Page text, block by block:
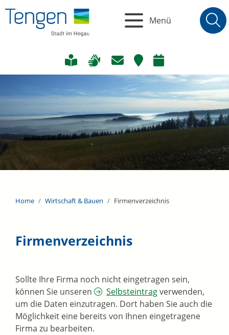
Menü
Home Wirtschaft & Bauen Firmenverzeichnis
Firmenverzeichnis
Sollte Ihre Firma noch nicht eingetragen sein,
können Sie unseren
Selbsteintragverwenden,
um die Daten einzutragen. Dort haben Sie auch die
Möglichkeit eine bereits von Ihnen eingetragene
Firma zu bearbeiten.